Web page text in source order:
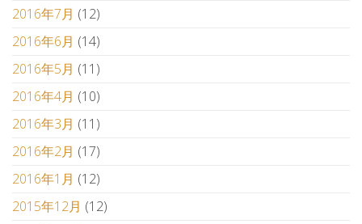
2016年7月 (12)
2016年6月 (14)
2016年5月 (11)
2016年4月 (10)
2016年3月 (11)
2016年2月 (17)
2016年1月 (12)
2015年12月 (12)